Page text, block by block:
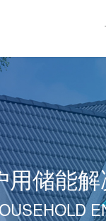
用储能